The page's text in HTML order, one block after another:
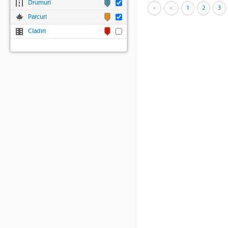
« < 1 2 3
Drumuri
Parcuri
Cladiri